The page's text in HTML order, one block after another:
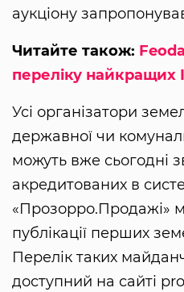
аукціону
Читайте також:
переліку найкращих
Усі організатори
державної чи
можуть вже сьогодні
акредитованих в
«Прозорро.Продажі»
публікації перших
Перелік таких
доступний на сайті